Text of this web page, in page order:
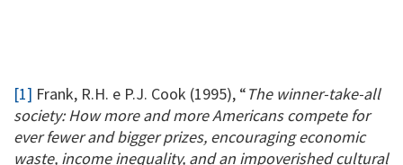
[1] Frank, R.H. e P.J. Cook (1995), “The winner-take-all
society: How more and more Americans compete for
ever fewer and bigger prizes, encouraging economic
waste, income inequality, and an impoverished cultural